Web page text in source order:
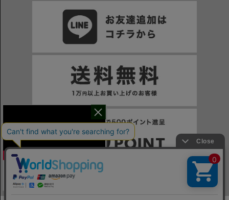
※一部表示がPCサイトになるページもございます。
※当サイトの税込価格表示は、掲載時の消費税率に応じた価格で記載しております。ご注意ください。
干場氏が考える
「良いシャツの条件！」